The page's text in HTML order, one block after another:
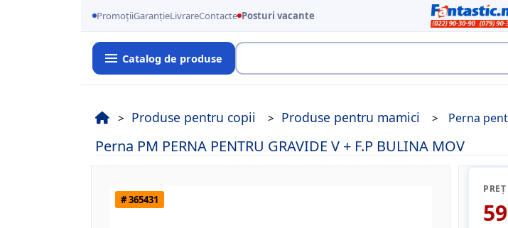
PromoțiiGaranțieLivrareContacte Posturi vacante
Catalog de produse
Produse pentru copii Produse pentru mamici Perna
Perna PM PERNA PENTRU GRAVIDE V + F.P BULINA MOV
# 365431